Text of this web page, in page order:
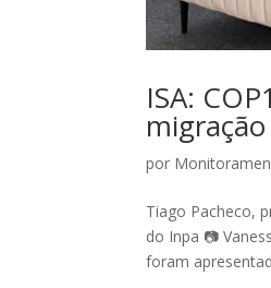
ISA:
por
Tiago Pacheco,
do Inpa 📷
foram